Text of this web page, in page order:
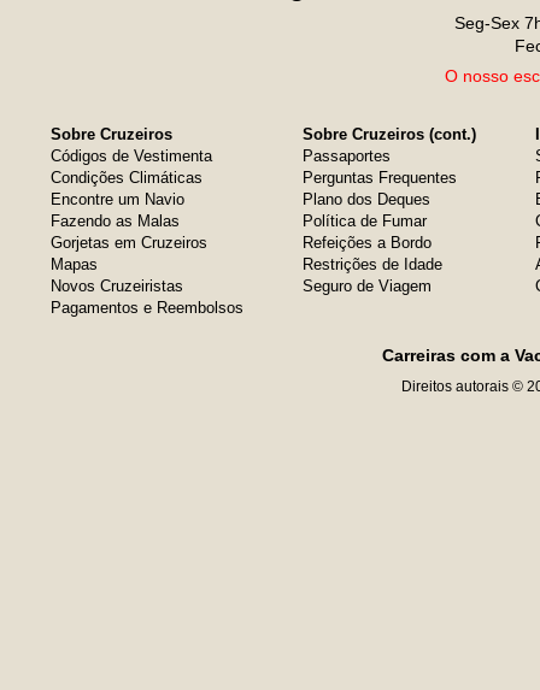
Seg-Sex
O nosso
Sobre Cruzeiros
Códigos de Vestimenta
Condições Climáticas
Encontre um Navio
Fazendo as Malas
Gorjetas em Cruzeiros
Mapas
Novos Cruzeiristas
Pagamentos e Reembolsos
Sobre Cruzeiros (cont.)
Passaportes
Perguntas Frequentes
Plano dos Deques
Política de Fumar
Refeições a Bordo
Restrições de Idade
Seguro de Viagem
Carreiras com a
Direitos autorais ©